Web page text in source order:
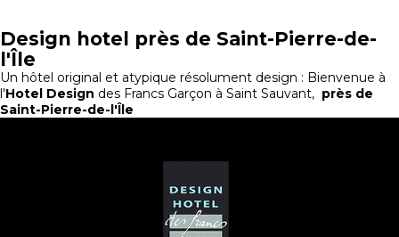
Design hotel près de Saint-Pierre-de-
l'Île
Un hôtel original et atypique résolument design : Bienvenue à
l'Hotel Design des Francs Garçon à Saint Sauvant, près de
Saint-Pierre-de-l'Île